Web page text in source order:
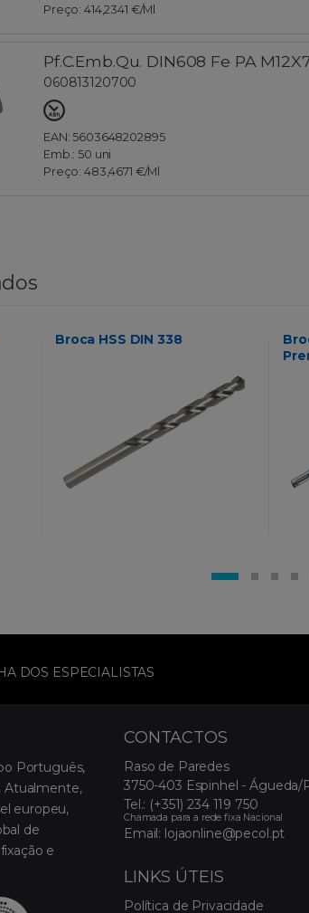
Preço: 414,2341 €/Ml
Pf.C.Emb.Qu. DIN608 Fe PA
060813120700
EAN: 5603648202895
Emb.:50 uni
Preço: 483,4671 €/Ml
Broca HSS DIN 338
DOS ESPECIALISTAS
Português,
Atualmente,
europeu,
de
e
CONTACTOS
Raso de Paredes
3750-403 Espinhel - Águeda/
Tel.: (+351) 234 119 750
Chamada para a rede fixa Nacional
Email: lojaonline@pecol.pt
LINKS ÚTEIS
Política de Privacidade